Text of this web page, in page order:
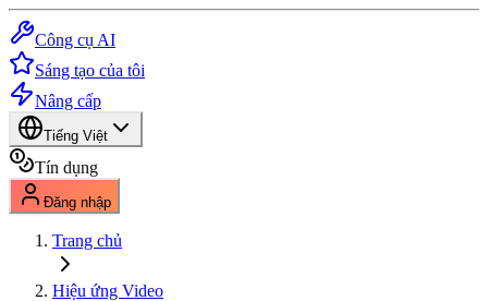
Công cụ AI
Sáng tạo của tôi
Nâng cấp
Tiếng Việt
Tín dụng
Đăng nhập
Trang chủ
Hiệu ứng Video